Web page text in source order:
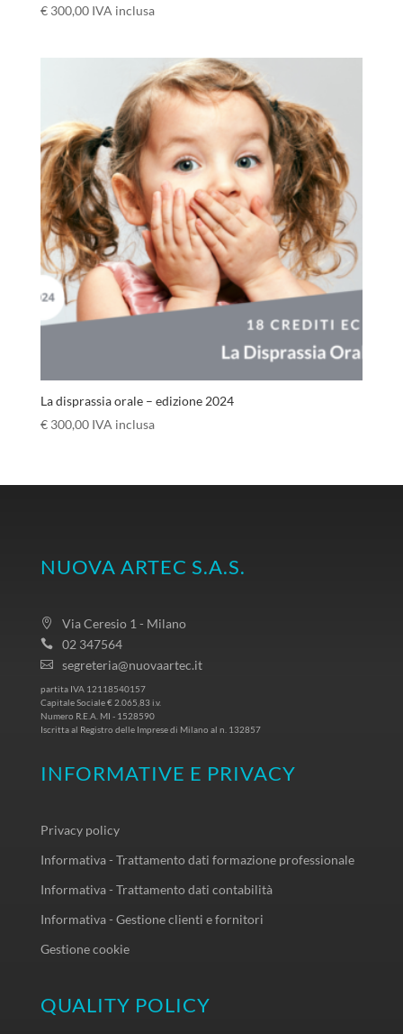
€300,00 IVA inclusa
La disprassia orale – edizione 2024
€300,00 IVA inclusa
NUOVA ARTEC S.A.S.
Via Ceresio 1 - Milano
02 347564
segreteria@nuovaartec.it
partita IVA 12118540157
Capitale Sociale € 2.065,83 i.v.
Numero R.E.A. MI - 1528590
Iscritta al Registro delle Imprese di Milano al n. 132857
INFORMATIVE E PRIVACY
Privacy policy
Informativa - Trattamento dati formazione professionale
Informativa - Trattamento dati contabilità
Informativa - Gestione clienti e fornitori
Gestione cookie
QUALITY POLICY